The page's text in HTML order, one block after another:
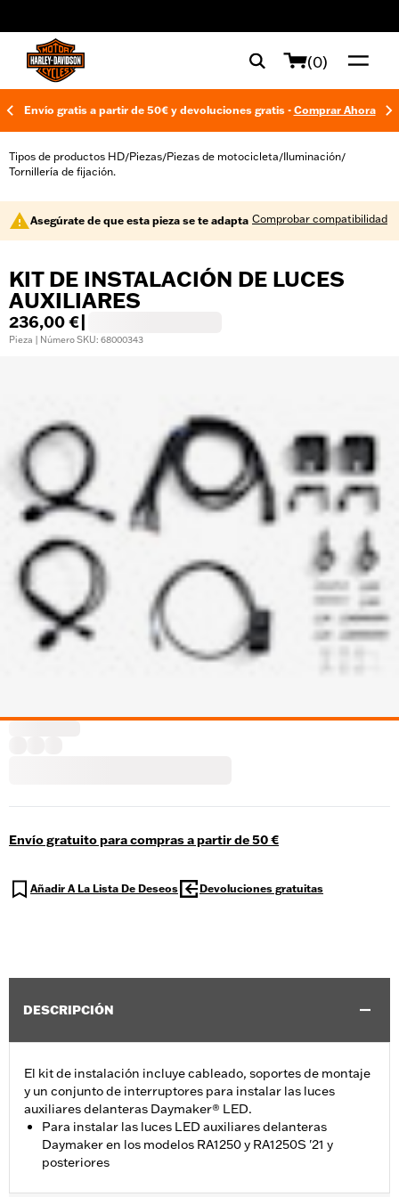
(0)
Envío gratis a partir de 50€ y devoluciones gratis - Comprar Ahora
Tipos de productos HD/Piezas/Piezas de motocicleta/Iluminación/
Tornillería de fijación.
Asegúrate de que esta pieza se te adapta Comprobar compatibilidad
KIT DE INSTALACIÓN DE LUCES
AUXILIARES
236,00 €
Pieza | Número SKU: 68000343
Envío gratuito para compras a partir de 50 €
Añadir A La Lista De Deseos Devoluciones gratuitas
DESCRIPCIÓN
El kit de instalación incluye cableado, soportes de montaje
y un conjunto de interruptores para instalar las luces
auxiliares delanteras Daymaker® LED.
Para instalar las luces LED auxiliares delanteras
Daymaker en los modelos RA1250 y RA1250S '21 y
posteriores